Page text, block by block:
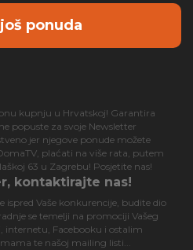
ponuda
kupnju u Hrvatskoj! Garantira
popuste za svoje Newsletter
jer njegove ponude možete
plaćati na više rata, putem
63 u Zagrebu! Posjetite nas!
kontaktirajte nas!
ispred Vaše konkurencije, budite dio
se temelji na promociji Vašeg
internetu, Facebooku i ostalim
te našoj mailing listi...